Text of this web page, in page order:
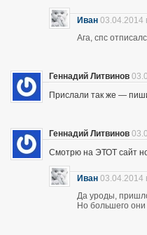
Иван 03.04.2014
Ага, спс
Геннадий Литвинов
Прислали так же —
Геннадий Литвинов
Смотрю на ЭТОТ сайт
Иван 03.04.2014
Да уроды,
Но большего они